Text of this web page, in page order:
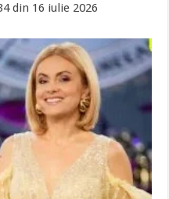
din 16 iulie 2026